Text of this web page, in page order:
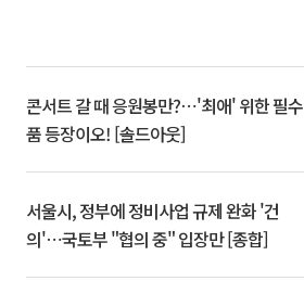
콘서트 갈 때 응원봉만?⋯'최애' 위한 필수
품 등장이오! [솔드아웃]
서울시, 정부에 정비사업 규제 완화 '건
의'⋯국토부 "협의 중" 입장만 [종합]